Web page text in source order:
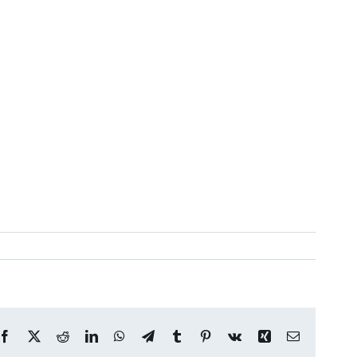
Facebook
X RedditLinkedInWhatsApp
TelegramTumblr Pinterest
Vk Xing Correo